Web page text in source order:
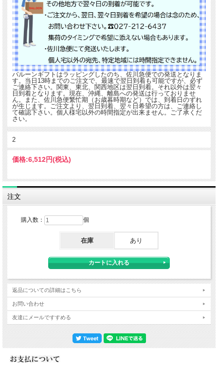
バルーンギフトはラッピングしたのち、佐川急便での発送となりま
す。当日13時までのご注文で、最速で翌日到着も可能ですが、必ず
ご連絡下さい。関東、東北、関西地区は翌日到着。それ以外は翌々
日到着となります。現在、沖縄、離島への発送は行っておりませ
ん。また、佐川急便繁忙期（お歳暮時期など）では、到着日のずれ
が生じます。ご注文より、翌日到着、翌々日希望の方は、ご連絡し
て確認下さい。個人様宅以外の時間指定が出来ません。ご了承くだ
さい。
2
価格:6,512円(税込)
注文
購入数： 個
在庫 あり
返品についての詳細はこちら
お問い合わせ
友達にメールですすめる